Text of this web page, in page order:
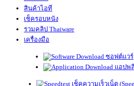
สินค้าไอที
เช็ครอบหนัง
รวมคลิป Thaiware
เครื่องมือ
ซอฟต์แวร์
แอปพ
เช็คความเร็วเน็ต